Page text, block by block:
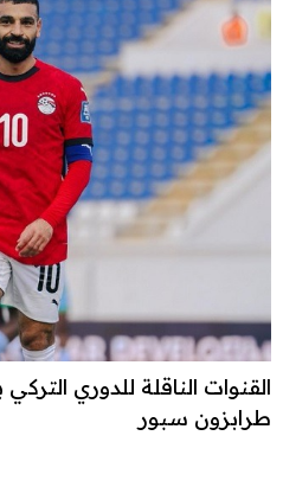
القنوات الناقلة للدوري
طرابزون سبور